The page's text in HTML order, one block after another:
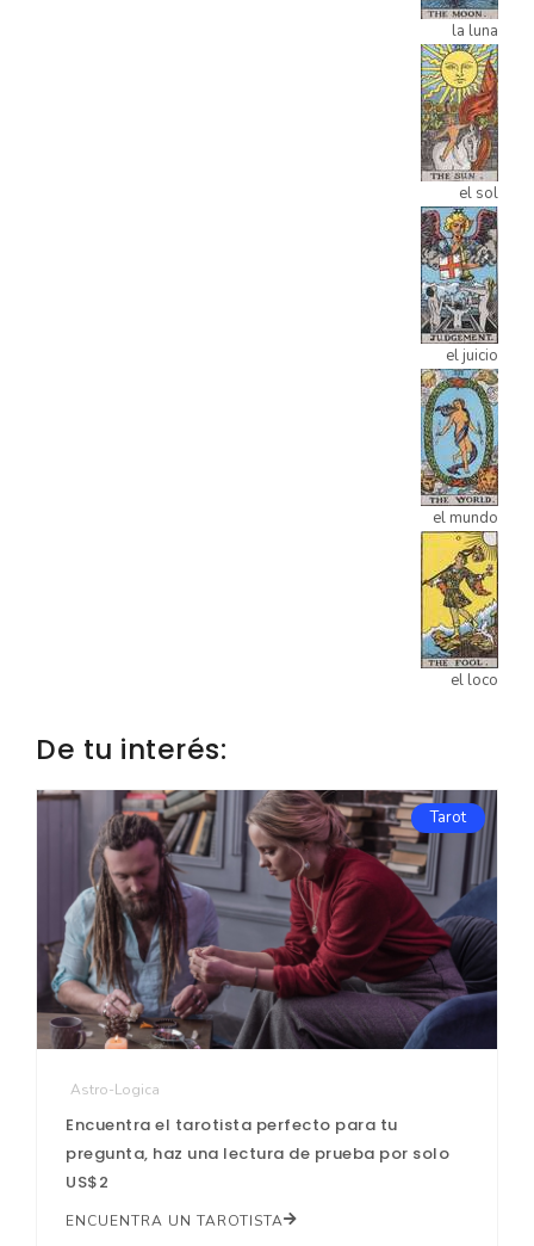
la luna
el sol
el juicio
el mundo
el loco
De tu interés:
Tarot
Astro-Logica
Encuentra el tarotista perfecto para tu
pregunta, haz una lectura de prueba por solo
US$2
ENCUENTRA UN TAROTISTA